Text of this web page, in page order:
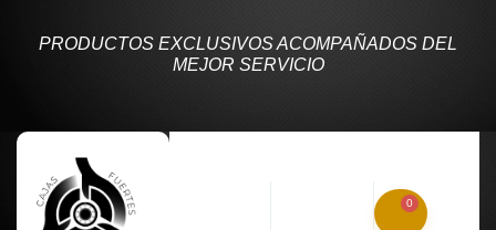
PRODUCTOS EXCLUSIVOS ACOMPAÑADOS DEL
MEJOR SERVICIO
0